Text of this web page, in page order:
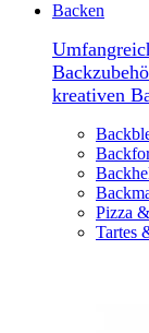
Backen
kreativen
Pizza
Tartes